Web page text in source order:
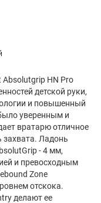
Absolutgrip HN Pro
детской руки,
и повышенный
уверенным и
вратарю отличное
Ладонь
- 4 мм,
и превосходным
Zone
отскока.
делают ее